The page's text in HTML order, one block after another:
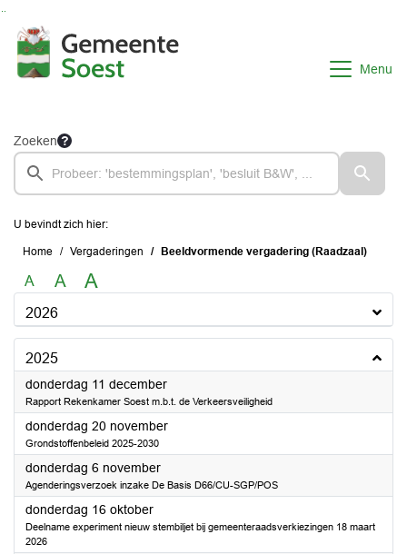
Menu
Zoeken
U bevindt zich hier:
Home Vergaderingen Beeldvormende vergadering (Raadzaal)
A A A
2026
2025
donderdag 11 december2025
Rapport Rekenkamer Soest m.b.t. de Verkeersveiligheid
donderdag 20 november2025
Grondstoffenbeleid 2025-2030
donderdag 6 november2025
Agenderingsverzoek inzake De Basis D66/CU-SGP/POS
donderdag 16 oktober2025
Deelname experiment nieuw stembiljet bij gemeenteraadsverkiezingen 18 maart
2026